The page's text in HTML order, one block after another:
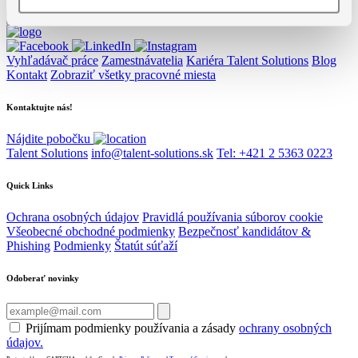
Vyhľadávač práce Zamestnávatelia Kariéra Talent Solutions Blog
Kontakt Zobraziť všetky pracovné miesta
Kontaktujte nás!
Nájdite pobočku
Talent Solutions info@talent-solutions.sk Tel: +421 2 5363 0223
Quick Links
Ochrana osobných údajov Pravidlá používania súborov cookie
Všeobecné obchodné podmienky Bezpečnosť kandidátov &
Phishing Podmienky Štatút súťaží
Odoberať novinky
Prijímam podmienky používania a zásady ochrany osobných
údajov.